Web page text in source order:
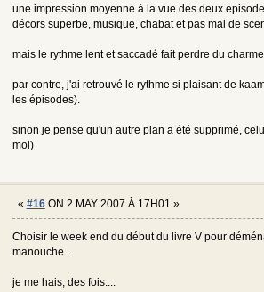
une impression moyenne à la vue des deux
décors superbe, musique, chabat et pas mal de
mais le rythme lent et saccadé fait perdre du
par contre, j'ai retrouvé le rythme si plaisant de
les épisodes).
sinon je pense qu'un autre plan a été supprimé,
moi)
« #16ON 2 MAY 2007 À 17H01 »
Choisir le week end du début du livre V pour
manouche...
je me hais, des fois....